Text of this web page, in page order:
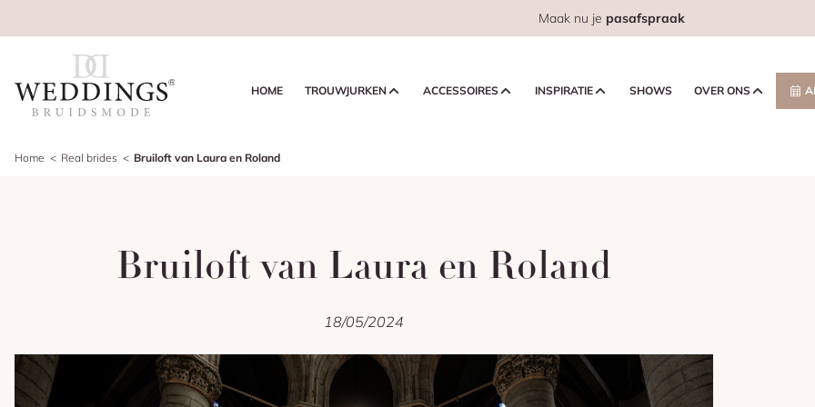
Maak nu je pasafspraak
HOME TROUWJURKEN ACCESSOIRES INSPIRATIE SHOWS OVER ONS
Home Real brides Bruiloft van Laura en Roland
Bruiloft van Laura en Roland
18/05/2024